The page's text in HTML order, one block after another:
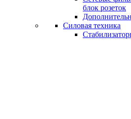
блок розеток
Силовая техника